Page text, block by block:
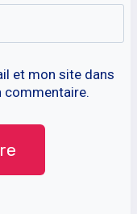
et mon site dans
commentaire.